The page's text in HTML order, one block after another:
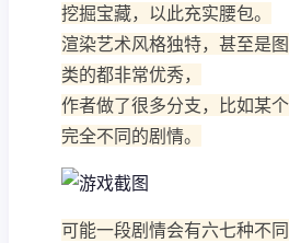
挖掘宝藏，以此充实腰包。
渲染艺术风格独特，甚至是
类的都非常优秀，
作者做了很多分支，比如某
完全不同的剧情。
可能一段剧情会有六七种不